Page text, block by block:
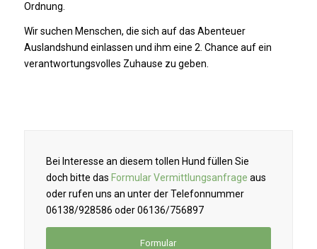
Ordnung.
Wir suchen Menschen, die sich auf das Abenteuer
Auslandshund einlassen und ihm eine 2. Chance auf ein
verantwortungsvolles Zuhause zu geben.
Bei Interesse an diesem tollen Hund füllen Sie
doch bitte das Formular Vermittlungsanfrage aus
oder rufen uns an unter der Telefonnummer
06138/928586 oder 06136/756897
Formular